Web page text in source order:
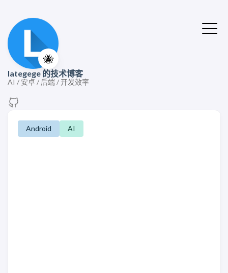
🐝
lategege 的技术博客
AI / 安卓 / 后端 / 开发效率
Android AI